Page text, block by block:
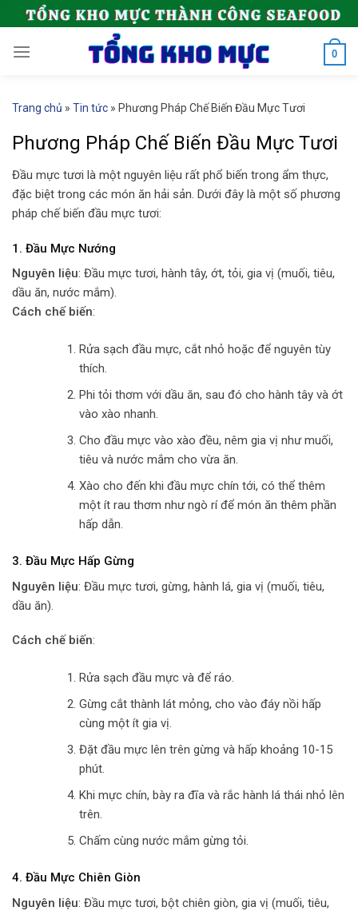
to
content
0
Trang chủ » Tin tức » Phương Pháp Chế Biến Đầu Mực Tươi
Phương Pháp Chế Biến Đầu Mực Tươi
Đầu mực tươi là một nguyên liệu rất phổ biến trong ẩm thực,
đặc biệt trong các món ăn hải sản. Dưới đây là một số phương
pháp chế biến đầu mực tươi:
1. Đầu Mực Nướng
Nguyên liệu: Đầu mực tươi, hành tây, ớt, tỏi, gia vị (muối, tiêu,
dầu ăn, nước mắm).
Cách chế biến:
Rửa sạch đầu mực, cắt nhỏ hoặc để nguyên tùy
thích.
Phi tỏi thơm với dầu ăn, sau đó cho hành tây và ớt
vào xào nhanh.
Cho đầu mực vào xào đều, nêm gia vị như muối,
tiêu và nước mắm cho vừa ăn.
Xào cho đến khi đầu mực chín tới, có thể thêm
một ít rau thơm như ngò rí để món ăn thêm phần
hấp dẫn.
3. Đầu Mực Hấp Gừng
Nguyên liệu: Đầu mực tươi, gừng, hành lá, gia vị (muối, tiêu,
dầu ăn).
Cách chế biến:
Rửa sạch đầu mực và để ráo.
Gừng cắt thành lát mỏng, cho vào đáy nồi hấp
cùng một ít gia vị.
Đặt đầu mực lên trên gừng và hấp khoảng 10-15
phút.
Khi mực chín, bày ra đĩa và rắc hành lá thái nhỏ lên
trên.
Chấm cùng nước mắm gừng tỏi.
4. Đầu Mực Chiên Giòn
Nguyên liệu: Đầu mực tươi, bột chiên giòn, gia vị (muối, tiêu,